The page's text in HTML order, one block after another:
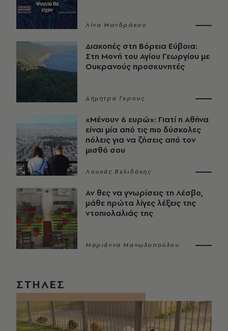
Λίνα Μανδράκου
Διακοπές στη Βόρεια Εύβοια:
Στη Μονή του Αγίου Γεωργίου με
Ουκρανούς προσκυνητές
Δήμητρα Γκρους
«Μένουν 6 ευρώ»: Γιατί η Αθήνα
είναι μία από τις πιο δύσκολες
πόλεις για να ζήσεις από τον
μισθό σου
Λουκάς Βελιδάκης
Αν θες να γνωρίσεις τη Λέσβο,
μάθε πρώτα λίγες λέξεις της
ντοπιολαλιάς της
Μαριάννα Μανωλοπούλου
ΣΤΗΛΕΣ